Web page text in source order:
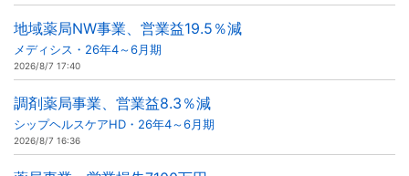
地域薬局NW事業、営業益19.5％減
メディシス・26年4～6月期
2026/8/7 17:40
調剤薬局事業、営業益8.3％減
シップヘルスケアHD・26年4～6月期
2026/8/7 16:36